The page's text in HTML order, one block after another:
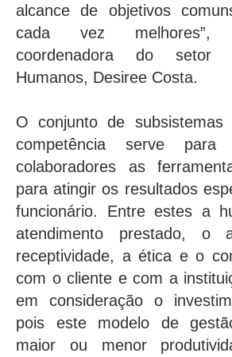
alcance de objetivos
cada vez
coordenadora do setor
Humanos, Desiree Costa.
O conjunto de
competência serve para
colaboradores as
para atingir os resultados
funcionário. Entre estes a
atendimento prestado, o
receptividade, a ética e o
com o cliente e com a
em consideração o
pois este modelo de
maior ou menor